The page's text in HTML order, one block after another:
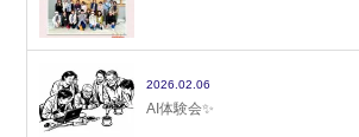
2026.02.06
AI体験会✨